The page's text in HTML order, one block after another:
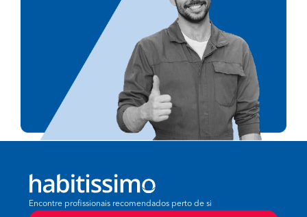
Encontre profissionais recomendados perto de si